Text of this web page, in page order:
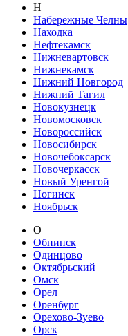
Н
Набережные Челны
Находка
Нефтекамск
Нижневартовск
Нижнекамск
Нижний Новгород
Нижний Тагил
Новокузнецк
Новомосковск
Новороссийск
Новосибирск
Новочебоксарск
Новочеркасск
Новый Уренгой
Ногинск
Ноябрьск
О
Обнинск
Одинцово
Октябрьский
Омск
Орел
Оренбург
Орехово-Зуево
Орск